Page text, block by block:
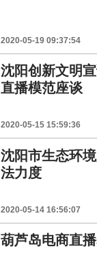
2020-05-19 09:37:54
沈阳创新文明
直播模范座谈
2020-05-15 15:59:36
沈阳市生态环
法力度
2020-05-14 16:56:07
葫芦岛电商直